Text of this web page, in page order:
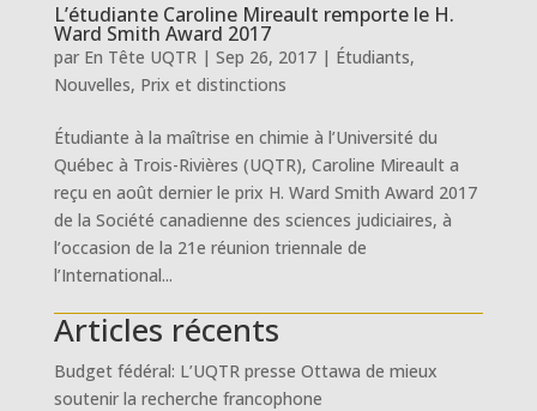
L’étudiante Caroline Mireault remporte le H.
Ward Smith Award 2017
par En Tête UQTR| Sep 26, 2017| Étudiants,
Nouvelles, Prix et distinctions
Étudiante à la maîtrise en chimie à l’Université du
Québec à Trois-Rivières (UQTR), Caroline Mireault a
reçu en août dernier le prix H. Ward Smith Award 2017
de la Société canadienne des sciences judiciaires, à
l’occasion de la 21e réunion triennale de
l’International...
Articles récents
Budget fédéral: L’UQTR presse Ottawa de mieux
soutenir la recherche francophone